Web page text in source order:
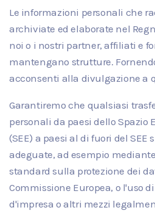
Le informazioni personali che
archiviate ed elaborate nel
noi o i nostri partner, affiliati e
mantengano strutture.
acconsenti alla divulgazione a
Garantiremo che qualsiasi
personali da paesi dello Spazio
(SEE) a paesi al di fuori del SEE
adeguate, ad esempio
standard sulla protezione dei
Commissione Europea, o l'uso
d'impresa o altri mezzi